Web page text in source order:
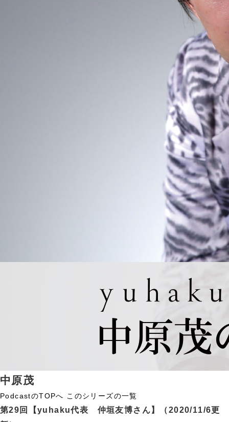
中原茂
PodcastのTOPへ このシリーズの一覧
第29回【yuhaku代表 仲垣友博さん】
（2020/11/6更